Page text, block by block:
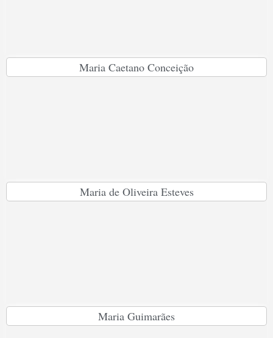
Maria Caetano Conceição
Maria de Oliveira Esteves
Maria Guimarães